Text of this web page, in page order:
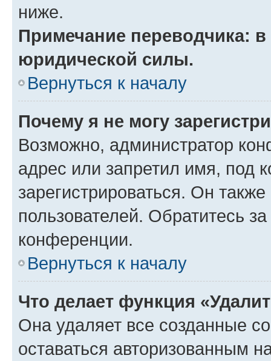
ниже.
Примечание переводчика:
юридической силы.
Вернуться к началу
Почему я не могу
Возможно, администратор
адрес или запретил имя, под
зарегистрироваться. Он
пользователей. Обратитесь
конференции.
Вернуться к началу
Что делает функция
Она удаляет все созданные
оставаться авторизованным